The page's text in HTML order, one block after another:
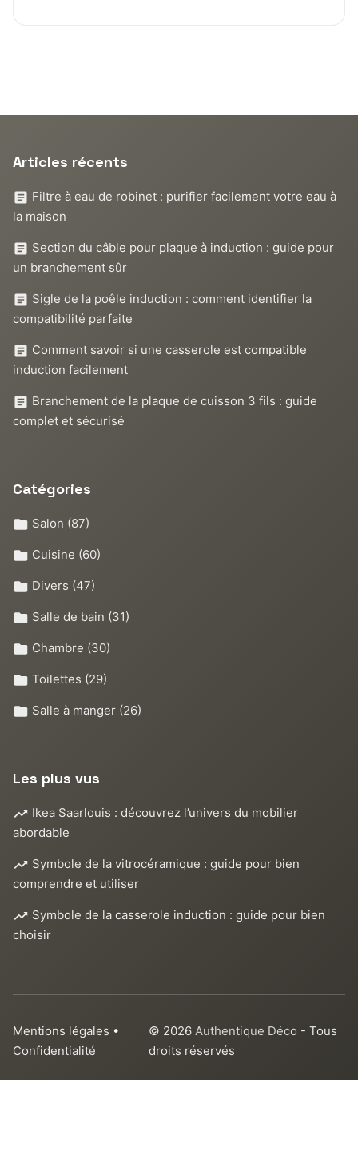
Articles récents
Filtre à eau de robinet : purifier facilement votre eau à
la maison
Section du câble pour plaque à induction : guide pour
un branchement sûr
Sigle de la poêle induction : comment identifier la
compatibilité parfaite
Comment savoir si une casserole est compatible
induction facilement
Branchement de la plaque de cuisson 3 fils : guide
complet et sécurisé
Catégories
Salon (87)
Cuisine (60)
Divers (47)
Salle de bain (31)
Chambre (30)
Toilettes (29)
Salle à manger (26)
Les plus vus
Ikea Saarlouis : découvrez l’univers du mobilier
abordable
Symbole de la vitrocéramique : guide pour bien
comprendre et utiliser
Symbole de la casserole induction : guide pour bien
choisir
Mentions légales •
Confidentialité
© 2026Authentique Déco - Tous
droits réservés